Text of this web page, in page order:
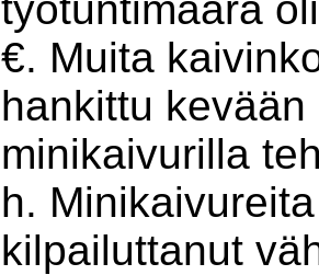
€. Muita
hankittu
minikaivurilla
h.
kilpailuttanut